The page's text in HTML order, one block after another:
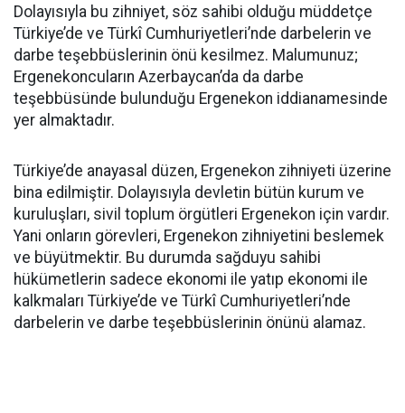
Dolayısıyla bu zihniyet, söz sahibi olduğu müddetçe
Türkiye’de ve Türkî Cumhuriyetleri’nde darbelerin ve
darbe teşebbüslerinin önü kesilmez. Malumunuz;
Ergenekoncuların Azerbaycan’da da darbe
teşebbüsünde bulunduğu Ergenekon iddianamesinde
yer almaktadır.
Türkiye’de anayasal düzen, Ergenekon zihniyeti üzerine
bina edilmiştir. Dolayısıyla devletin bütün kurum ve
kuruluşları, sivil toplum örgütleri Ergenekon için vardır.
Yani onların görevleri, Ergenekon zihniyetini beslemek
ve büyütmektir. Bu durumda sağduyu sahibi
hükümetlerin sadece ekonomi ile yatıp ekonomi ile
kalkmaları Türkiye’de ve Türkî Cumhuriyetleri’nde
darbelerin ve darbe teşebbüslerinin önünü alamaz.